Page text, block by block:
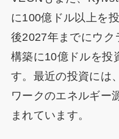
に100億ドル以上を
後2027年までにウク
構築に10億ドルを投
す。最近の投資には
ワークのエネルギー
まれています。